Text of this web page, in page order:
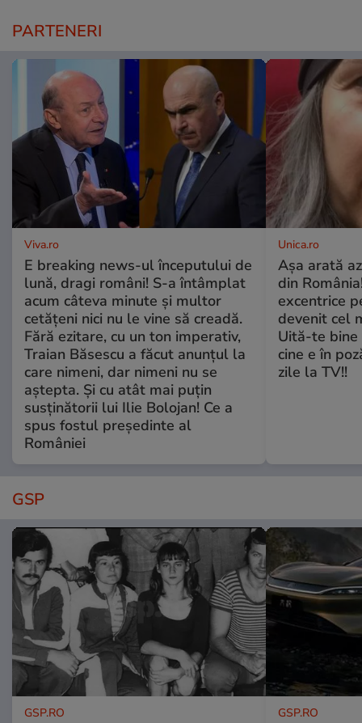
PARTENERI
Viva.ro
E breaking news-ul începutului de
lună, dragi români! S-a întâmplat
acum câteva minute și multor
cetățeni nici nu le vine să creadă.
Fără ezitare, cu un ton imperativ,
Traian Băsescu a făcut anunțul la
care nimeni, dar nimeni nu se
aștepta. Și cu atât mai puțin
susținătorii lui Ilie Bolojan! Ce a
spus fostul președinte al
României
Unica.ro
Așa arată
din
excentrice
devenit cel
Uită-te bine
cine e în
zile la TV!!
GSP
GSP.RO GSP.RO